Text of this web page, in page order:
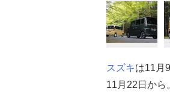
スズキは11月
11月22日から